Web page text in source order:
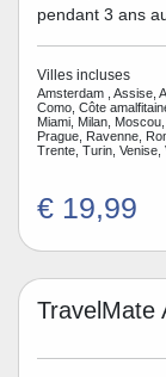
pendant 3 ans
Villes incluses
Amsterdam , Assise,
Como, Côte
Miami, Milan,
Prague, Ravenne,
Trente, Turin, Venise,
€ 19,99
TravelMate